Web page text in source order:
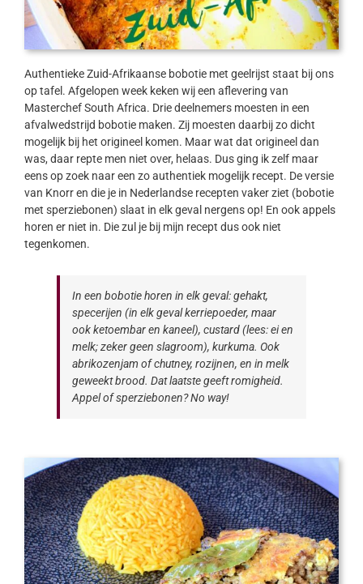
Authentieke Zuid-Afrikaanse bobotie met geelrijst staat bij ons
op tafel. Afgelopen week keken wij een aflevering van
Masterchef South Africa. Drie deelnemers moesten in een
afvalwedstrijd bobotie maken. Zij moesten daarbij zo dicht
mogelijk bij het origineel komen. Maar wat dat origineel dan
was, daar repte men niet over, helaas. Dus ging ik zelf maar
eens op zoek naar een zo authentiek mogelijk recept. De versie
van Knorr en die je in Nederlandse recepten vaker ziet (bobotie
met sperziebonen) slaat in elk geval nergens op! En ook appels
horen er niet in. Die zul je bij mijn recept dus ook niet
tegenkomen.
In een bobotie horen in elk geval: gehakt,
specerijen (in elk geval kerriepoeder, maar
ook ketoembar en kaneel), custard (lees: ei en
melk; zeker geen slagroom), kurkuma. Ook
abrikozenjam of chutney, rozijnen, en in melk
geweekt brood. Dat laatste geeft romigheid.
Appel of sperziebonen? No way!